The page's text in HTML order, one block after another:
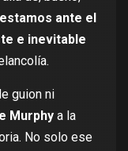
estamos ante el
e inevitable
guion ni
Murphy a la
No solo ese